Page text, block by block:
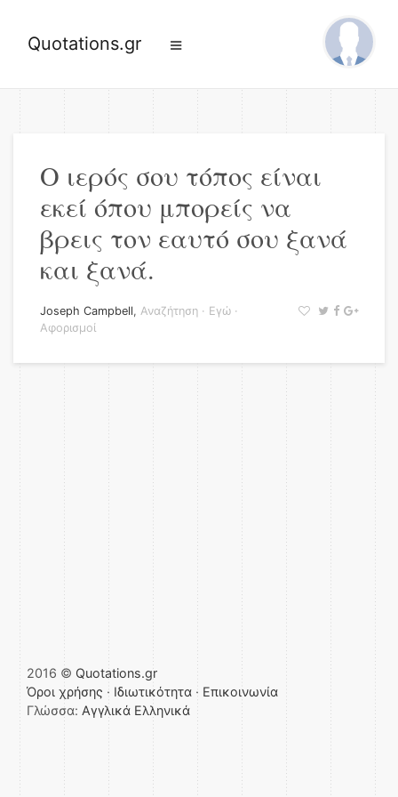
Quotations.gr
Ο ιερός σου τόπος είναι
εκεί όπου μπορείς να
βρεις τον εαυτό σου ξανά
και ξανά.
Joseph Campbell, Αναζήτηση · Εγώ ·
Αφορισμοί
2016 © Quotations.gr
Όροι χρήσης · Ιδιωτικότητα · Επικοινωνία
Γλώσσα: Αγγλικά Ελληνικά